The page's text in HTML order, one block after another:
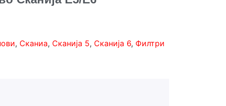
, Сканиа, Сканија 5, Сканија 6, Филтри